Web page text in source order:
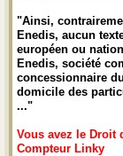
"Ainsi,
Enedis, aucun
européen ou
Enedis, société
concessionnaire
domicile des
..."
Vous avez le Droit
Compteur Linky